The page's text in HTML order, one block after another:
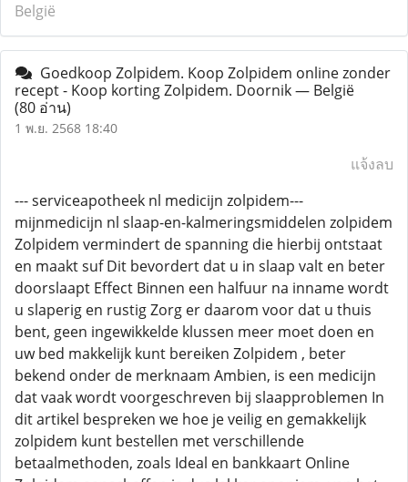
België
Goedkoop Zolpidem. Koop Zolpidem online zonder
recept - Koop korting Zolpidem. Doornik — België
(80 อ่าน)
1 พ.ย. 2568 18:40
แจ้งลบ
--- serviceapotheek nl medicijn zolpidem---
mijnmedicijn nl slaap-en-kalmeringsmiddelen zolpidem
Zolpidem vermindert de spanning die hierbij ontstaat
en maakt suf Dit bevordert dat u in slaap valt en beter
doorslaapt Effect Binnen een halfuur na inname wordt
u slaperig en rustig Zorg er daarom voor dat u thuis
bent, geen ingewikkelde klussen meer moet doen en
uw bed makkelijk kunt bereiken Zolpidem , beter
bekend onder de merknaam Ambien, is een medicijn
dat vaak wordt voorgeschreven bij slaapproblemen In
dit artikel bespreken we hoe je veilig en gemakkelijk
zolpidem kunt bestellen met verschillende
betaalmethoden, zoals Ideal en bankkaart Online